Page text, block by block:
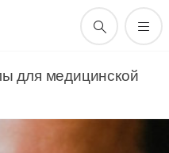
для медицинской